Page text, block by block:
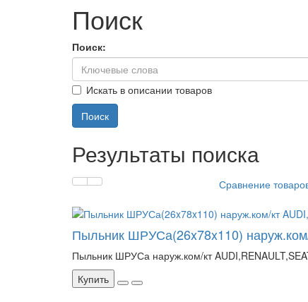
Поиск
Поиск:
Искать в описании товаров
Результаты поиска
Сравнение
Пыльник ШРУСа(26x78x110) наруж.ком/
Пыльник ШРУСа наруж.ком/кт
Купить